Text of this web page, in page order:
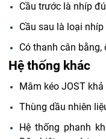
Cầu trước là nhíp
Cầu sau là loại
Có thanh cân
Hệ thống khác
Mâm kéo JOST
Thùng dầu nhiên
Hệ thống phanh